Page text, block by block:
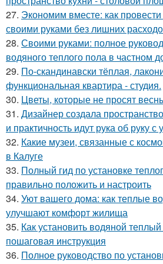
27. Экономим вместе: как
своими руками без лишних
28. Своими руками: полное
водяного теплого пола в частном
29. По-скандинавски тёплая,
функциональная квартира - студия.
30. Цветы, которые не просят
31. Дизайнер создала
и практичность идут рука об руку
32. Какие музеи, связанные с
в Калуге
33. Полный гид по установке
правильно положить и настроить
34. Уют вашего дома: как теплые
улучшают комфорт жилища
35. Как установить водяной
пошаговая инструкция
36. Полное руководство по